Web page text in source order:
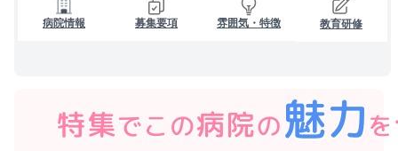
病院情報 募集要項 雰囲気・特徴 教育研修